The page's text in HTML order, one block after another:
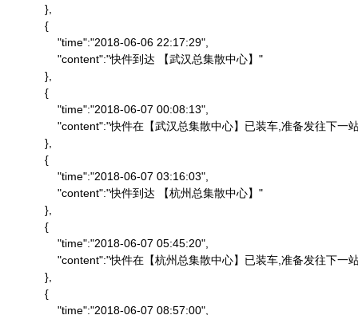
            },
            {
                "time":"2018-06-06 22:17:29",
                "content":"快件到达 【武汉总集散中心】"
            },
            {
                "time":"2018-06-07 00:08:13",
"content":"快件在【武汉总集散中心】已装车,准备发往下一
            },
            {
                "time":"2018-06-07 03:16:03",
                "content":"快件到达 【杭州总集散中心】"
            },
            {
                "time":"2018-06-07 05:45:20",
"content":"快件在【杭州总集散中心】已装车,准备发往下一
            },
            {
                "time":"2018-06-07 08:57:00",